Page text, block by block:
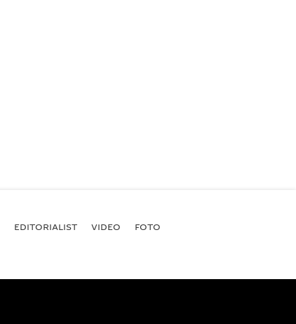
EDITORIALIST VIDEO FOTO